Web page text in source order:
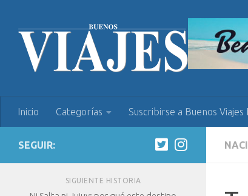
Inicio Categorías Suscribirse a Buenos Viajes
SEGUIR:
SIGUIENTE HISTORIA